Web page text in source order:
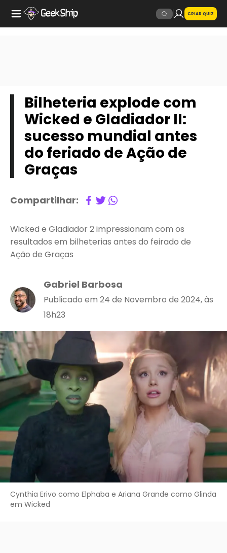
CRIAR QUIZ
Bilheteria explode com
Wicked e Gladiador II:
sucesso mundial antes
do feriado de Ação de
Graças
Compartilhar:
Wicked e Gladiador 2 impressionam com os
resultados em bilheterias antes do feirado de
Ação de Graças
Gabriel Barbosa
Publicado em 24 de Novembro de 2024, às
18h23
Cynthia Erivo como Elphaba e Ariana Grande como Glinda
em Wicked